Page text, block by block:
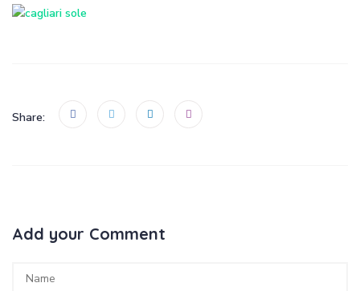
Share:
Add your Comment